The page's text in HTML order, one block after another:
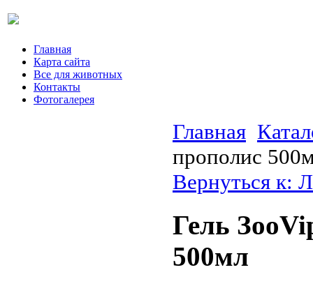
Главная
Карта сайта
Все для животных
Контакты
Фотогалерея
Главная
прополис
Вернуться к:
Гель
500мл